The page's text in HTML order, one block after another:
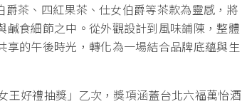
茶、四紅果茶、仕女伯爵等茶款為靈感，將
食細節之中。從外觀設計到風味鋪陳，整體
的午後時光，轉化為一場結合品牌底蘊與生
王好禮抽獎」乙次，獎項涵蓋台北六福萬怡酒